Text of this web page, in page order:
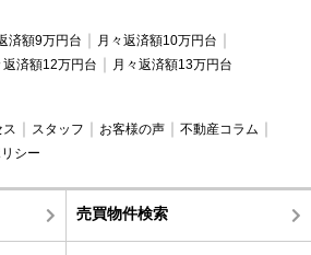
済額9万円台
月々返済額10万円台
返済額12万円台 月々返済額13万円台
スタッフ お客様の声
不動産コラム
シー
売買物件検索